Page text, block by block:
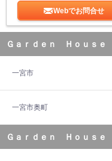
Webでお問合せ
Ｇａｒｄｅｎ Ｈｏｕｓｅ
一宮市
一宮市奥町
Ｇａｒｄｅｎ Ｈｏｕｓｅ